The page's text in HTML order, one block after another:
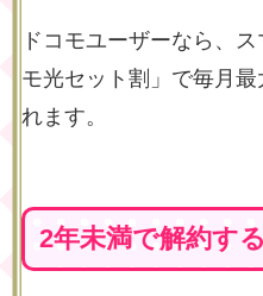
ドコモユーザーなら、
モ光セット割」で毎月
れます。
2年未満で解約す